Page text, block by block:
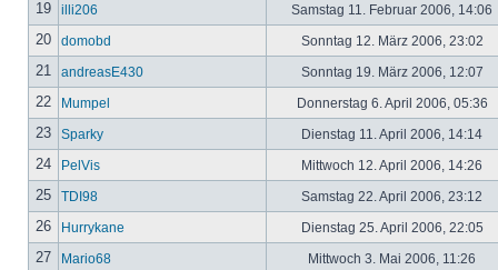
19 illi206 Samstag 11. Februar 2006, 14:06
20 domobd Sonntag 12. März 2006, 23:02
21 andreasE430 Sonntag 19. März 2006, 12:07
22 Mumpel Donnerstag 6. April 2006, 05:36
23 Sparky Dienstag 11. April 2006, 14:14
24 PelVis Mittwoch 12. April 2006, 14:26
25 TDI98 Samstag 22. April 2006, 23:12
26 Hurrykane Dienstag 25. April 2006, 22:05
27 Mario68 Mittwoch 3. Mai 2006, 11:26